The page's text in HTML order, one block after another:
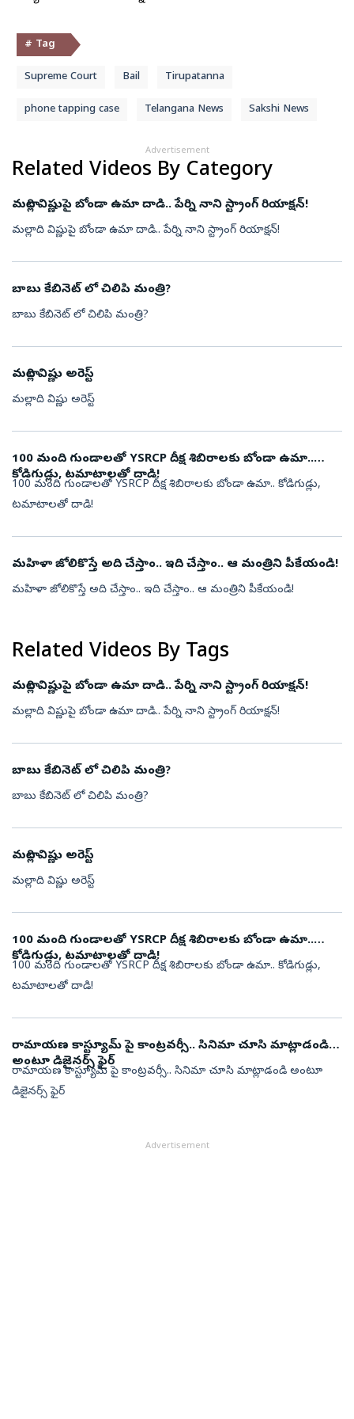
# Tag
Supreme Court Bail Tirupatanna
phone tapping case Telangana News Sakshi News
Advertisement
Related Videos By Category
మల్లాది విష్ణుపై బోండా ఉమా దాడి.. పేర్ని నాని స్ట్రాంగ్ రియాక్షన్!
మల్లాది విష్ణుపై బోండా ఉమా దాడి.. పేర్ని నాని స్ట్రాంగ్ రియాక్షన్!
బాబు కేబినెట్ లో చిలిపి మంత్రి?
బాబు కేబినెట్ లో చిలిపి మంత్రి?
మల్లాది విష్ణు అరెస్ట్
మల్లాది విష్ణు అరెస్ట్
100 మంది గుండాలతో YSRCP దీక్ష శిబిరాలకు బోండా ఉమా..
కోడిగుడ్లు, టమాటాలతో దాడి!
100 మంది గుండాలతో YSRCP దీక్ష శిబిరాలకు బోండా ఉమా.. కోడిగుడ్లు,
టమాటాలతో దాడి!
మహిళా జోలికొస్తే అది చేస్తాం.. ఇది చేస్తాం.. ఆ మంత్రిని పీకేయండి!
మహిళా జోలికొస్తే అది చేస్తాం.. ఇది చేస్తాం.. ఆ మంత్రిని పీకేయండి!
Related Videos By Tags
మల్లాది విష్ణుపై బోండా ఉమా దాడి.. పేర్ని నాని స్ట్రాంగ్ రియాక్షన్!
మల్లాది విష్ణుపై బోండా ఉమా దాడి.. పేర్ని నాని స్ట్రాంగ్ రియాక్షన్!
బాబు కేబినెట్ లో చిలిపి మంత్రి?
బాబు కేబినెట్ లో చిలిపి మంత్రి?
మల్లాది విష్ణు అరెస్ట్
మల్లాది విష్ణు అరెస్ట్
100 మంది గుండాలతో YSRCP దీక్ష శిబిరాలకు బోండా ఉమా..
కోడిగుడ్లు, టమాటాలతో దాడి!
100 మంది గుండాలతో YSRCP దీక్ష శిబిరాలకు బోండా ఉమా.. కోడిగుడ్లు,
టమాటాలతో దాడి!
రామాయణ కాస్ట్యూమ్ పై కాంట్రవర్సీ.. సినిమా చూసి మాట్లాడండి
అంటూ డిజైనర్స్ ఫైర్
రామాయణ కాస్ట్యూమ్ పై కాంట్రవర్సీ.. సినిమా చూసి మాట్లాడండి అంటూ
డిజైనర్స్ ఫైర్
Advertisement